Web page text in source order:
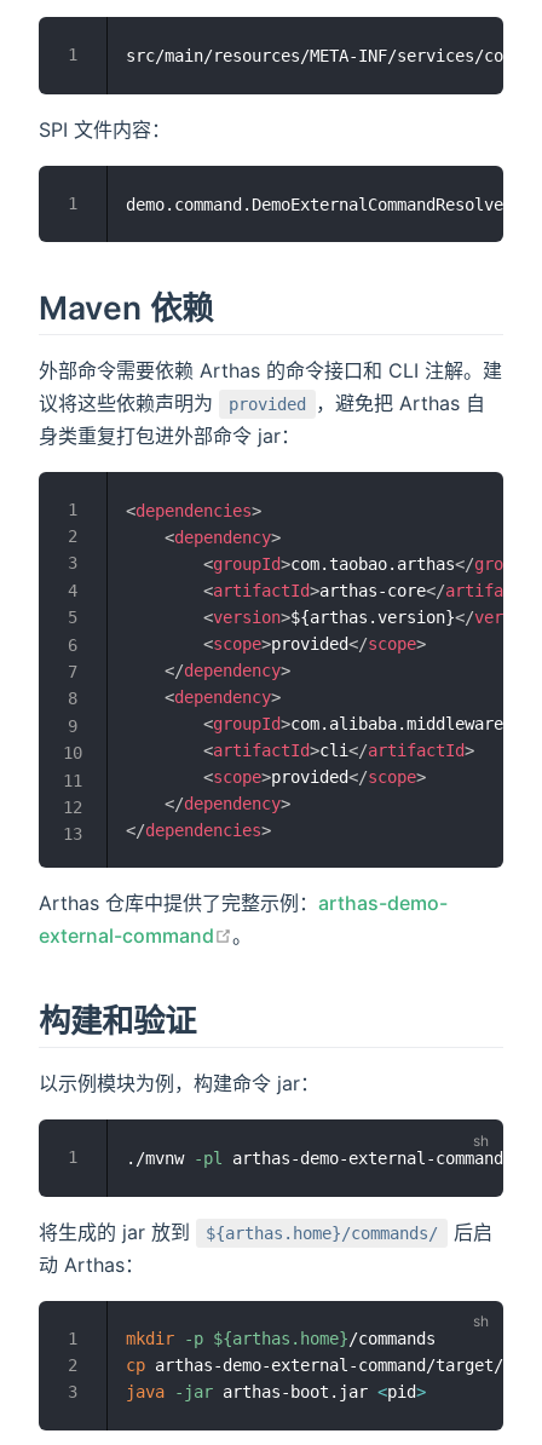
SPI 文件内容：
Maven 依赖
外部命令需要依赖 Arthas 的命令接口和 CLI 注解。建
议将这些依赖声明为
provided
，避免把 Arthas 自
身类重复打包进外部命令 jar：
<dependencies>
<dependency>
<groupId>com.taobao.arthas</groupId
<artifactId>arthas-core</artifactId
<version>${arthas.version}</version
<scope>provided</scope>
</dependency>
<dependency>
<groupId>com.alibaba.middleware
<artifactId>cli</artifactId>
<scope>provided</scope>
</dependency>
</dependencies>
Arthas 仓库中提供了完整示例： arthas-demo-
external-command
在新窗口打开
。
构建和验证
以示例模块为例，构建命令 jar：
./mvnw -pl arthas-demo-external-command
将生成的 jar 放到 ${arthas.home}/commands/
后启
动 Arthas：
mkdir -p ${arthas.home}
cp arthas-demo-external-command/target/
java
-jar arthas-boot.jar <pid>